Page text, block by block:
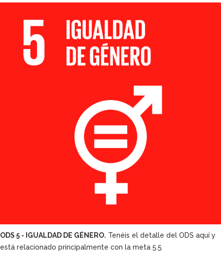
ODS 5 - IGUALDAD DE GÉNERO. Tenéis el detalle del ODS aquí y
está relacionado principalmente con la meta 5.5